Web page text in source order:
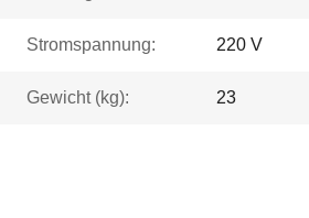
Stromspannung: 220 V
Gewicht (kg): 23